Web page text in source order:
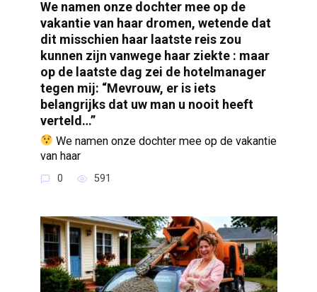
We namen onze dochter mee op de
vakantie van haar dromen, wetende dat
dit misschien haar laatste reis zou
kunnen zijn vanwege haar ziekte : maar
op de laatste dag zei de hotelmanager
tegen mij: “Mevrouw, er is iets
belangrijks dat uw man u nooit heeft
verteld…”
We namen onze dochter mee op de vakantie
van haar
0 591